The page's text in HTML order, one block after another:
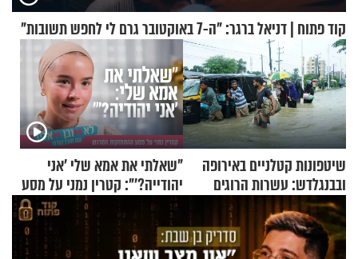
קוד פתוח | דניאל ברגר: "ה-7 באוקטובר גרם לי לחפש תשובות"
שיטפונות קטלניים באירופה
ובבנגלדש: עשרות הרוגים
ומיליון נפגעים
"שאלתי את אמא שלי 'אני
יהודייה?'": קטרין נמני על מסע
ההתחזקות המרגש